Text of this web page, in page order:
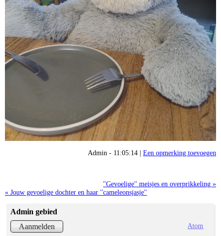
Admin - 11:05:14 | Een opmerking toevoegen
''Gevoelige'' meisjes en overprikkeling »
« Jouw gevoelige dochter en haar ''cameleonsjasje''
Admin gebied
Aanmelden
Atom